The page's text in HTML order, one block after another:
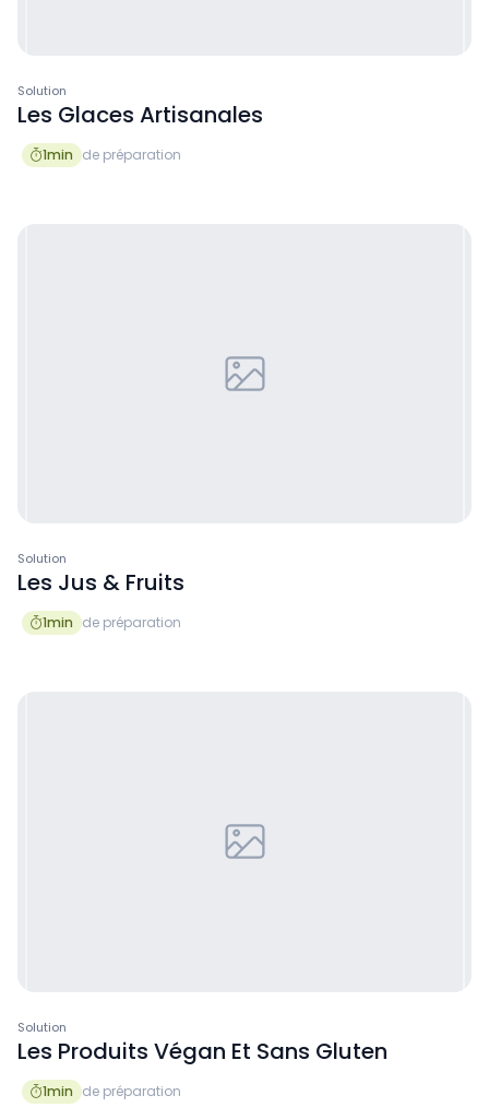
Solution
Les Glaces Artisanales
1min de préparation
Solution
Les Jus & Fruits
1min de préparation
Solution
Les Produits Végan Et Sans Gluten
1min de préparation